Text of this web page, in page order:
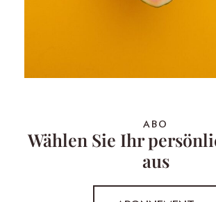
ABO
Wählen Sie Ihr
aus